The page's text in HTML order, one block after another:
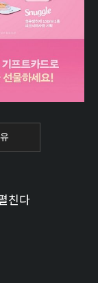
친다